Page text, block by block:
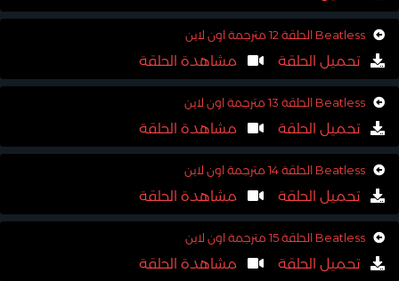
Beatless الحلقة 12 مترجمة اون لاين
تحميل الحلقة مشاهدة الحلقة
Beatless الحلقة 13 مترجمة اون لاين
تحميل الحلقة مشاهدة الحلقة
Beatless الحلقة 14 مترجمة اون لاين
تحميل الحلقة مشاهدة الحلقة
Beatless الحلقة 15 مترجمة اون لاين
تحميل الحلقة مشاهدة الحلقة